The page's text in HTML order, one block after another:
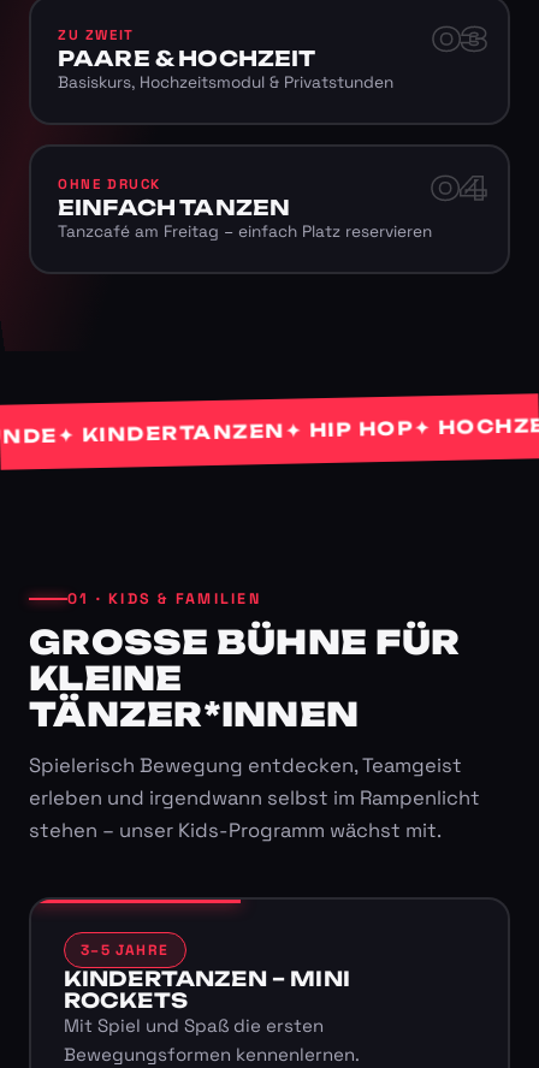
03
ZU ZWEIT
PAARE & HOCHZEIT
Basiskurs, Hochzeitsmodul & Privatstunden
04
OHNE DRUCK
EINFACH TANZEN
Tanzcafé am Freitag – einfach Platz reservieren
✦ KINDERTANZEN✦ HIP HOP ✦
01 · KIDS & FAMILIEN
GROSSE BÜHNE FÜR K
LEINE T
ÄNZER*INNEN
Spielerisch Bewegung entdecken, Teamgeist
erleben und irgendwann selbst im Rampenlicht
stehen – unser Kids-Programm wächst mit.
3–5 JAHRE
KINDERTANZEN – MINI
ROCKETS
Mit Spiel und Spaß die ersten
Bewegungsformen kennenlernen.